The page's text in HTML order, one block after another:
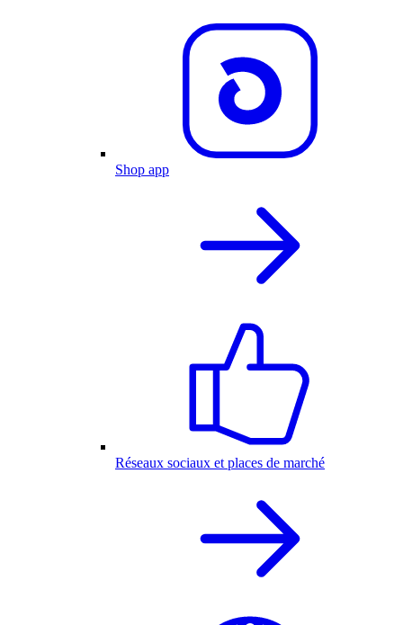
Shop app
Réseaux sociaux et places de marché